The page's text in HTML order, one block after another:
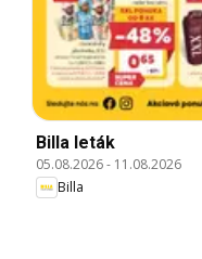
Billa leták
05.08.2026- 11.08.2026
Billa